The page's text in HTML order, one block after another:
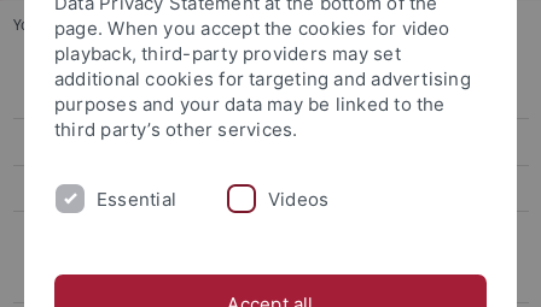
You are here: Startseite ... Reichold, Hermann
Lehrstühle Bürgerliches Recht
Lehrstühle Öffentliches Recht
Lehrstühle Strafrecht
Assmann, Heinz-Dieter
page. When you accept the cookies for video
playback, third-party providers may set
additional cookies for targeting and advertising
purposes and your data may be linked to the
third party’s other services.
Essential Videos